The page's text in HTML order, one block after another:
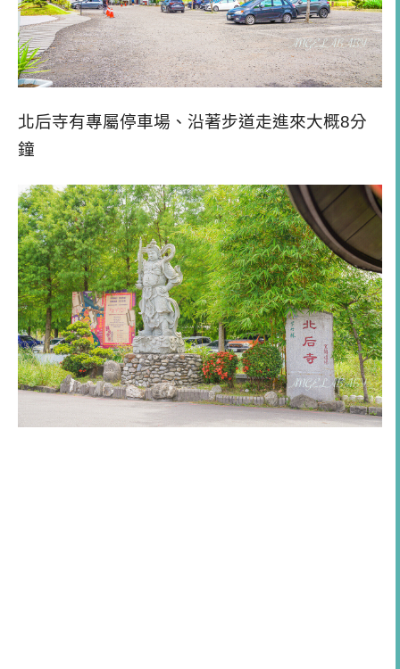
北后寺有專屬停車場、沿著步道走進來大概8分
鐘